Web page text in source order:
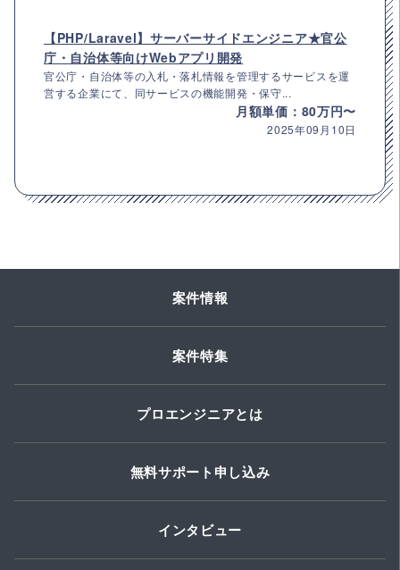
【PHP/Laravel】サーバーサイドエンジニア★官公
庁・自治体等向けWebアプリ開発
官公庁・自治体等の入札・落札情報を管理するサービスを運
営する企業にて、同サービスの機能開発・保守...
月額単価：80万円〜
2025年09月10日
案件情報
案件特集
プロエンジニアとは
無料サポート申し込み
インタビュー